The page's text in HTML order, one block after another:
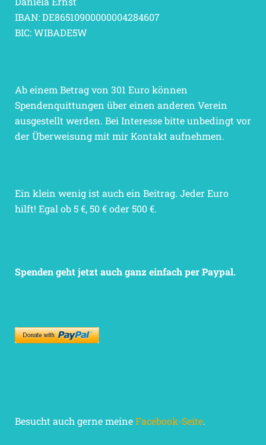
IBAN: DE86510900000004284607
BIC: WIBADE5W
Ab einem Betrag von 301 Euro können
Spendenquittungen über einen anderen Verein
ausgestellt werden. Bei Interesse bitte unbedingt vor
der Überweisung mit mir Kontakt aufnehmen.
Ein klein wenig ist auch ein Beitrag. Jeder Euro
hilft! Egal ob 5 €, 50 € oder 500 €.
Spenden geht jetzt auch ganz einfach per Paypal.
Besucht auch gerne meineFacebook-Seite.